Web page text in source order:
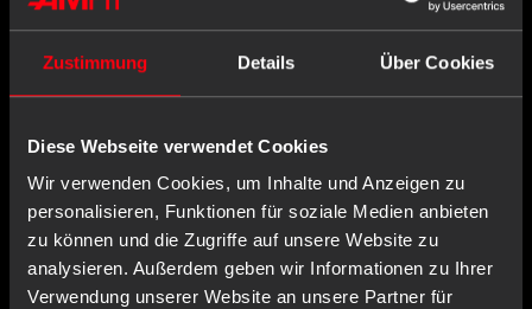
Zustimmung Details Über Cookies
Diese Webseite verwendet Cookies
Wir verwenden Cookies, um Inhalte und Anzeigen zu
personalisieren, Funktionen für soziale Medien anbieten
zu können und die Zugriffe auf unsere Website zu
analysieren. Außerdem geben wir Informationen zu Ihrer
Verwendung unserer Website an unsere Partner für